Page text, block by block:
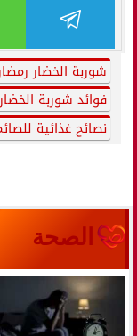
شوربة الخضار
فوائد شوربة الخضار
نصائح غذائية
الصحة